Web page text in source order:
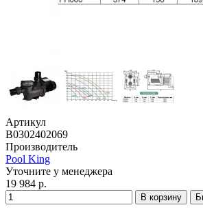
Артикул
B0302402069
Производитель
Pool King
Уточните у менеджера
19 984 р.
В корзину